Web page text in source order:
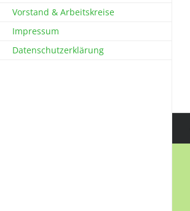
Vorstand & Arbeitskreise
Impressum
Datenschutzerklärung